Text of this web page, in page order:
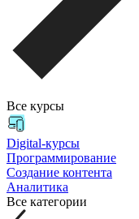
Все курсы
Digital-курсы
Программирование
Создание контента
Аналитика
Все категории